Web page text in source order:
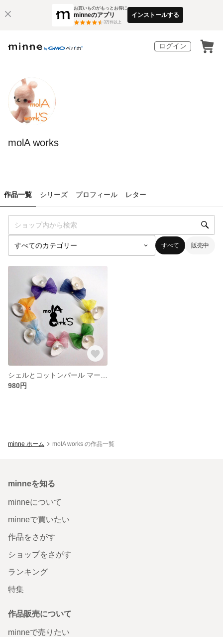
お買いものがもっとお得に
minneのアプリ
3万件以上
インストールする
ログイン
molA works
作品一覧 シリーズ プロフィール レター
すべて 販売中
980円
minne ホーム molA works の作品一覧
minneを知る
minneについて
minneで買いたい
作品をさがす
ショップをさがす
ランキング
特集
作品販売について
minneで売りたい